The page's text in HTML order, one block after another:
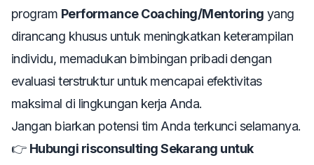
program Performance Coaching/Mentoring yang
dirancang khusus untuk meningkatkan keterampilan
individu, memadukan bimbingan pribadi dengan
evaluasi terstruktur untuk mencapai efektivitas
maksimal di lingkungan kerja Anda.
Jangan biarkan potensi tim Anda terkunci selamanya.
👉 Hubungi risconsulting Sekarang untuk